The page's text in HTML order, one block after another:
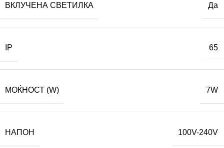
ВКЛУЧЕНА СВЕТИЛКА Да
IP 65
МОЌНОСТ (W) 7W
НАПОН 100V-240V